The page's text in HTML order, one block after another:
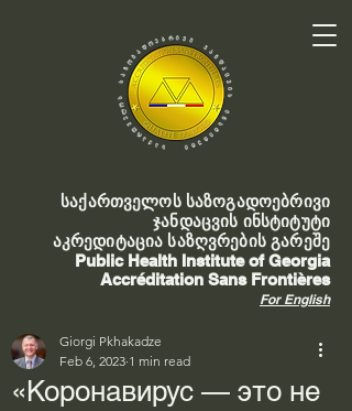
საქართველოს საზოგადოებრივი
ჯანდაცვის ინსტიტუტი
აკრედიტაცია საზღვრების გარეშე
Public Health Institute of Georgia
Accréditation Sans Frontières
For English
«Коронавирус — это не
Giorgi Pkhakadze
Feb 6, 2023 1 min read